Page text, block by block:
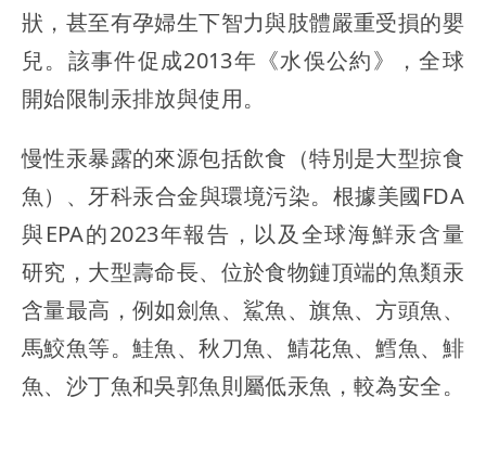
狀，甚至有孕婦生下智力與肢體嚴重受損的嬰
兒。該事件促成2013年《水俁公約》，全球
開始限制汞排放與使用。
慢性汞暴露的來源包括飲食（特別是大型掠食
魚）、牙科汞合金與環境污染。根據美國FDA
與EPA的2023年報告，以及全球海鮮汞含量
研究，大型壽命長、位於食物鏈頂端的魚類汞
含量最高，例如劍魚、鯊魚、旗魚、方頭魚、
馬鮫魚等。鮭魚、秋刀魚、鯖花魚、鱈魚、鯡
魚、沙丁魚和吳郭魚則屬低汞魚，較為安全。